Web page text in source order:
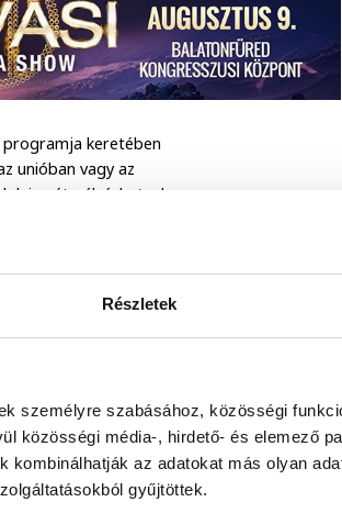
Részletek
személyre szabásához, közösségi
közösségi média-, hirdető- és elemező
kombinálhatják az adatokat más olyan
gyűjtöttek.
keretében
unióban vagy az
ismét pályázhatnak
örvendő
utazhatta be Európát
követően
szeptember 30. között
Bővebb információ